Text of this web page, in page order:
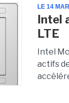
LE 14
Intel
LTE
Intel
actifs